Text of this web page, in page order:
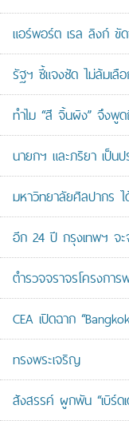
แอร์พอร์ต เรล ลิงก์ ขั
รัฐฯ ชี้แจงชัด ไม่ล้มเลื
ทำไม “สี จิ้นผิง” จึงพูด
นายกฯ และภริยา เป็น
มหาวิทยาลัยศิลปากร
อีก 24 ปี กรุงเทพฯ จ
ตำรวจจราจรโครงกา
CEA เปิดฉาก
ทรงพระเจริญ
สังสรรค์ ผูกพัน “เบิร์ด